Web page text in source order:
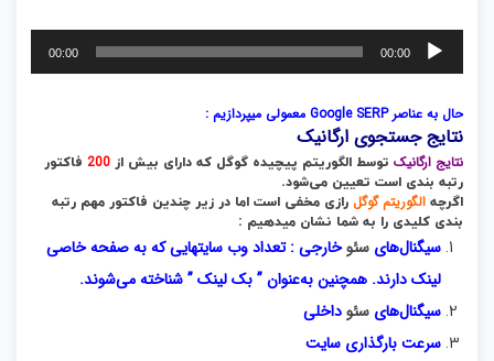
پخش‌کننده
صوت
00:00
00:00
حال به عناصر Google SERP معمولی میپردازیم :
نتایج جستجوی ارگانیک
نتایج ارگانیکتوسط الگوریتم پیچیده گوگل که دارای بیش از 200فاکتور
رتبه‌ بندی است تعیین می‌شود.
اگرچه الگوریتم گوگل رازی مخفی است اما در زیر چندین فاکتور مهم رتبه‌
بندی کلیدی را به شما نشان میدهیم :
سیگنال‌های سئوخارجی : تعداد وب سایتهایی که به صفحه خاصی
لینک دارند. همچنین به‌عنوان ” بک لینک ” شناخته می‌شوند.
سیگنال‌های سئوداخلی
سرعت بارگذاری سایت